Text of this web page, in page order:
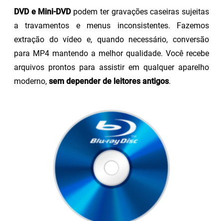
DVD e Mini-DVDpodem ter gravações caseiras sujeitas
a travamentos e menus inconsistentes. Fazemos
extração do vídeo e, quando necessário, conversão
para MP4 mantendo a melhor qualidade. Você recebe
arquivos prontos para assistir em qualquer aparelho
moderno, sem depender de leitores antigos.